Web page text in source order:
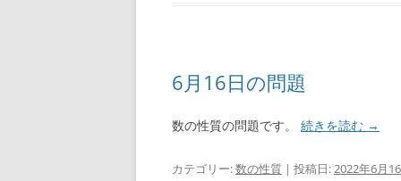
6月16日の問題
数の性質の問題です。 続きを読む →
カテゴリー:数の性質 | 投稿日:2022年6月